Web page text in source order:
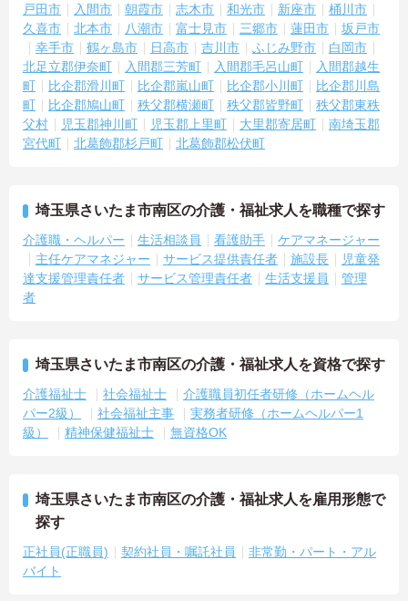
戸田市
入間市 朝霞市 志木市 和光市 新座市
桶川市
久喜市
北本市 八潮市 富士見市 三郷市 蓮田市
坂戸市
幸手市
鶴ヶ島市 日高市 吉川市 ふじみ野市
白岡市
北足立郡伊奈町
入間郡三芳町 入間郡毛呂山町
入間郡越生
町
比企郡滑川町 比企郡嵐山町 比企郡小川町
比企郡川島
町
比企郡鳩山町 秩父郡横瀬町 秩父郡皆野町
秩父郡東秩
父村
児玉郡神川町 児玉郡上里町 大里郡寄居町
南埼玉郡
宮代町
北葛飾郡杉戸町 北葛飾郡松伏町
埼玉県さいたま市南区の介護・福祉求人を職種で探す
介護職・ヘルパー 生活相談員 看護助手
ケアマネージャー
主任ケアマネジャー
サービス提供責任者 施設長
児童発
達支援管理責任者
サービス管理責任者 生活支援員
管理
者
埼玉県さいたま市南区の介護・福祉求人を資格で探す
介護福祉士 社会福祉士
介護職員初任者研修（ホームヘル
パー2級）
社会福祉主事
実務者研修（ホームヘルパー1
級）
精神保健福祉士 無資格OK
埼玉県さいたま市南区の介護・福祉求人を雇用形態で
探す
正社員(正職員) 契約社員・嘱託社員
非常勤・パート・アル
バイト